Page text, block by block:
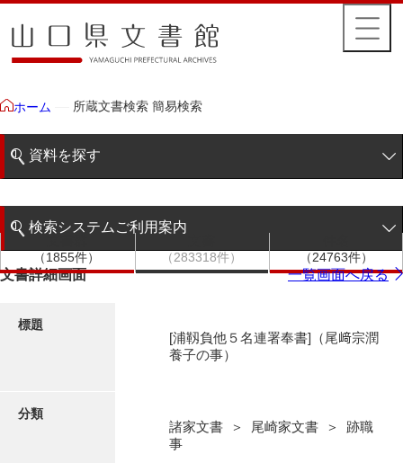
ホーム 所蔵文書検索 簡易検索
資料を探す
階層検索
写真・絵はがき
検索システムご利用案内
検索システムの利用について
（1855件）
（283318件）
（24763件）
文書詳細画面 一覧画面へ戻る
標題
[浦靱負他５名連署奉書]（尾﨑宗潤
養子の事）
分類
諸家文書 ＞ 尾崎家文書 ＞ 跡職
事